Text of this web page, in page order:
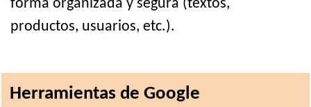
forma organizada y segura (textos,
productos, usuarios, etc.).
Herramientas de Google